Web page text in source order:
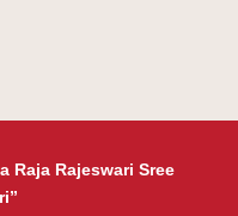
Raja Rajeswari Sree